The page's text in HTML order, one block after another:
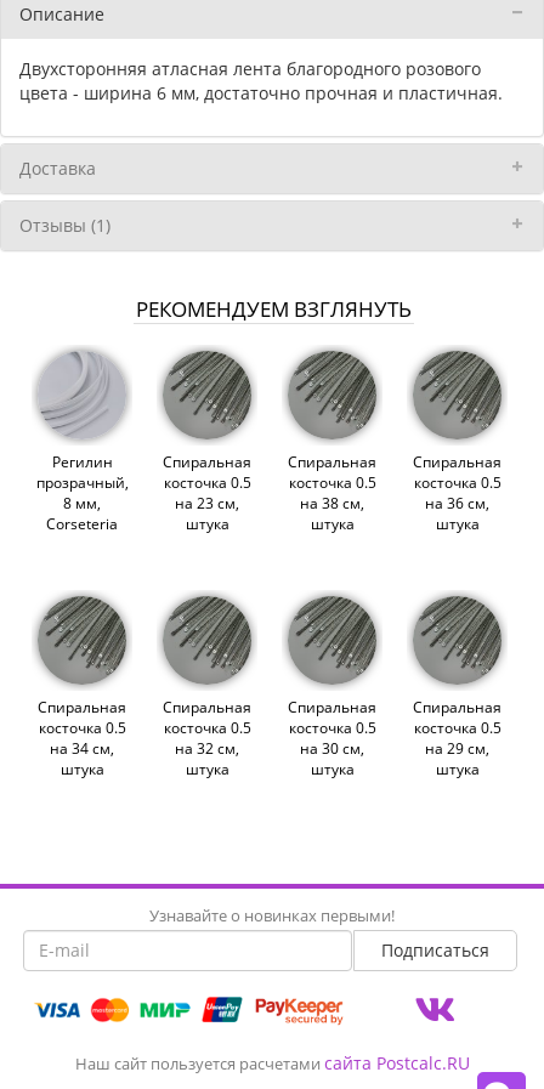
Описание
Двухсторонняя атласная лента благородного розового
цвета - ширина 6 мм, достаточно прочная и пластичная.
Доставка
Отзывы (1)
РЕКОМЕНДУЕМ ВЗГЛЯНУТЬ
Регилин
прозрачный,
8 мм,
Corseteria
Спиральная
косточка 0.5
на 23 см,
штука
Спиральная
косточка 0.5
на 38 см,
штука
Спиральная
косточка 0.5
на 36 см,
штука
Спиральная
косточка 0.5
на 34 см,
штука
Спиральная
косточка 0.5
на 32 см,
штука
Спиральная
косточка 0.5
на 30 см,
штука
Спиральная
косточка 0.5
на 29 см,
штука
Узнавайте о новинках первыми!
Наш сайт пользуется расчетами сайта Postcalc.RU